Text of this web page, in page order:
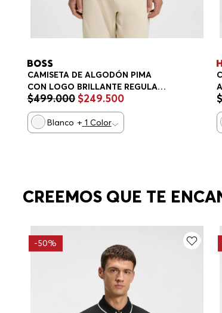
CAMISETA DE ALGODÓN PIMA
CON LOGO BRILLANTE REGULAR
FIT HOMBRE
$499.000 $249.500
Blanco + 1 Color
$
CREEMOS QUE TE
-50%